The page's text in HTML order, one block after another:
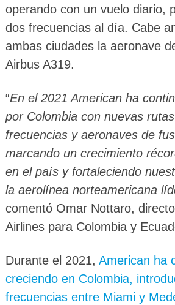
operando con un vuelo diario,
dos frecuencias al día. Cabe
ambas ciudades la aeronave
Airbus A319.
“En el 2021 American ha
por Colombia con nuevas
frecuencias y aeronaves de
marcando un crecimiento
en el país y fortaleciendo
la aerolínea norteamericana
comentó Omar Nottaro,
Airlines para Colombia y
Durante el 2021, American ha
creciendo en Colombia,
frecuencias entre Miami y